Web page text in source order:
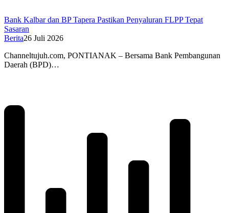
Bank Kalbar dan BP Tapera Pastikan Penyaluran FLPP Tepat
Sasaran
Berita26 Juli 2026
Channeltujuh.com, PONTIANAK – Bersama Bank Pembangunan
Daerah (BPD)…